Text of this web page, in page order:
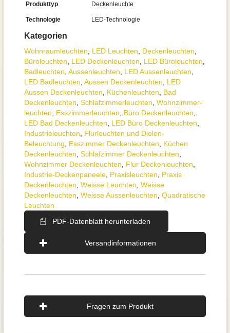
Kategorien
Wohnraum­leuchten LED Leuchten Decken­leuchten
Büroleuchten
LED Deckenleuchten LED Büroleuchten
Badleuchten Aussen­leuchten LED Aussenleuchten
LED Badleuchten Aussen Deckenleuchten
LED
Aussen Deckenleuchten
Küchenleuchten
Bad
Deckenleuchten Schlafzimmer­leuchten Wohnzimmer­
leuchten
Esszimmer­­leuchten Büro Deckenleuchten
LED Bad Deckenleuchten
LED Büro Deckenleuchten
Industrie­leuchten
Flurleuchten und Dielen-
Beleuchtung
Esszimmer Deckenleuchten
Küchen
Deckenleuchten Schlafzimmer Deckenleuchten
Wohnzimmer Deckenleuchten
Flur Deckenleuchten
Industrie-Deckenpaneele Praxisleuchten
Praxis
Deckenleuchten Weisse Leuchten Weisse
Deckenleuchten Weisse Aussenleuchten Quadratische
Leuchten
PDF-Datenblatt herunterladen
Versandinformationen
Produkttyp Deckenleuchte
Technologie LED-Technologie
Fragen zum Produkt